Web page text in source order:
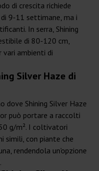
di crescita richiede
9-11 settimane, ma i
In serra, Shining
di 80-120 cm,
vari ambienti di
Silver Haze di
dove Shining Silver Haze
può portare a raccolti
g/m². I coltivatori
simili, con piante che
rendendola un'opzione